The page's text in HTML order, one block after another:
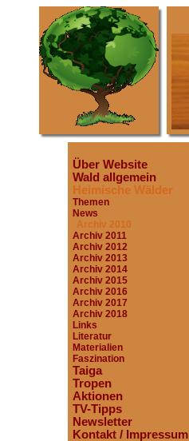
Über Website
Wald allgemein
Heimische Wälder
Themen
News
Archiv 2010
Archiv 2011
Archiv 2012
Archiv 2013
Archiv 2014
Archiv 2015
Archiv 2016
Archiv 2017
Archiv 2018
Links
Literatur
Materialien
Faszination
Taiga
Tropen
Aktionen
TV-Tipps
Newsletter
Kontakt / Impressum